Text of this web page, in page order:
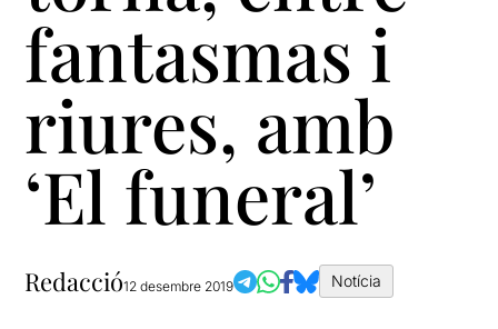
fantasmas i
riures, amb
‘El funeral’
Redacció12 desembre 2019 Notícia